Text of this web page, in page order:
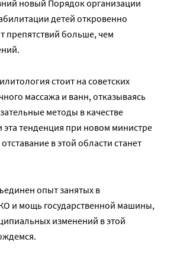
новый Порядок организации
детей откровенно
препятствий больше, чем
стоит на советских
массажа и ванн, отказываясь
методы в качестве
эта тенденция при новом министре
в этой области станет
опыт занятых в
и мощь государственной машины,
изменений в этой